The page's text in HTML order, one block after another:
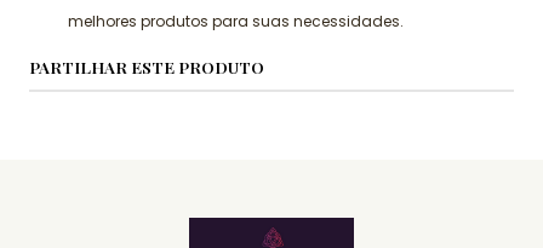
melhores produtos para suas necessidades.
PARTILHAR ESTE PRODUTO